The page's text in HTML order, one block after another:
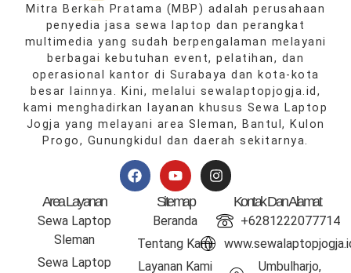
Mitra Berkah Pratama (MBP) adalah perusahaan
penyedia jasa sewa laptop dan perangkat
multimedia yang sudah berpengalaman melayani
berbagai kebutuhan event, pelatihan, dan
operasional kantor di Surabaya dan kota‑kota
besar lainnya. Kini, melalui sewalaptopjogja.id ,
kami menghadirkan layanan khusus Sewa Laptop
Jogja yang melayani area Sleman, Bantul , Kulon
Progo, Gunungkidul dan daerah sekitarnya.
Area Layanan
Sewa Laptop
Sleman
Sewa Laptop
Sitemap
Beranda
Tentang Kami
Layanan Kami
Kontak Dan Alamat
+6281222077714
Umbulharjo,